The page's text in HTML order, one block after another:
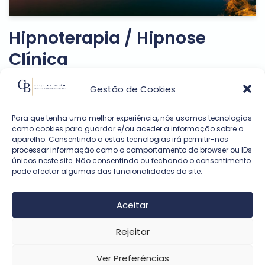
Gestão de Cookies
Para que tenha uma melhor experiência, nós usamos tecnologias
como cookies para guardar e/ou aceder a informação sobre o
aparelho. Consentindo a estas tecnologias irá permitir-nos
processar informação como o comportamento do browser ou IDs
únicos neste site. Não consentindo ou fechando o consentimento
pode afectar algumas das funcionalidades do site.
Aceitar
Rejeitar
Ver Preferências
Hipnoterapia / Hipnose
Clínica
bycristinabelem
A hipnose é um caminhar na autodescoberta, lado a
lado com o terapeuta, numa jornada que
permite trazer à sua consciência informação que
tem guardada em si, muitas vezes de forma não-
consciente. A hipnoterapia recorre a um conjunto de
passos que procura induzir o transe. E…Read More »